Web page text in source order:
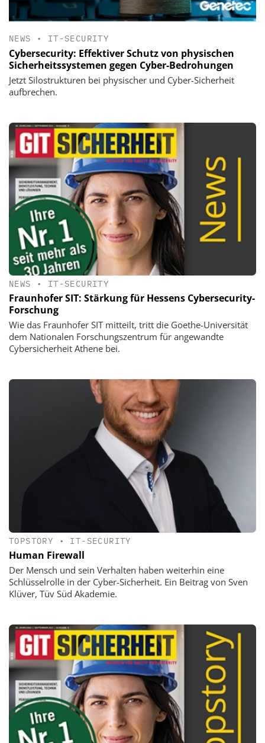
NEWS • IT-SECURITY
Cybersecurity: Effektiver Schutz von physischen
Sicherheitssystemen gegen Cyber-Bedrohungen
Jetzt Silostrukturen bei physischer und Cyber-Sicherheit
aufbrechen.
NEWS • IT-SECURITY
Fraunhofer SIT: Stärkung für Hessens Cybersecurity-
Forschung
Wie das Fraunhofer SIT mitteilt, tritt die Goethe-Universität
dem Nationalen Forschungszentrum für angewandte
Cybersicherheit Athene bei.
TOPSTORY • IT-SECURITY
Human Firewall
Der Mensch und sein Verhalten haben weiterhin eine
Schlüsselrolle in der Cyber-Sicherheit. Ein Beitrag von Sven
Klüver, Tüv Süd Akademie.